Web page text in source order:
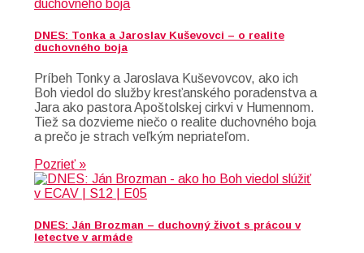
DNES: Tonka a Jaroslav Kuševovci – o realite
duchovného boja
Príbeh Tonky a Jaroslava Kuševovcov, ako ich
Boh viedol do služby kresťanského poradenstva a
Jara ako pastora Apoštolskej cirkvi v Humennom.
Tiež sa dozvieme niečo o realite duchovného boja
a prečo je strach veľkým nepriateľom.
Pozrieť »
DNES: Ján Brozman – duchovný život s prácou v
letectve v armáde